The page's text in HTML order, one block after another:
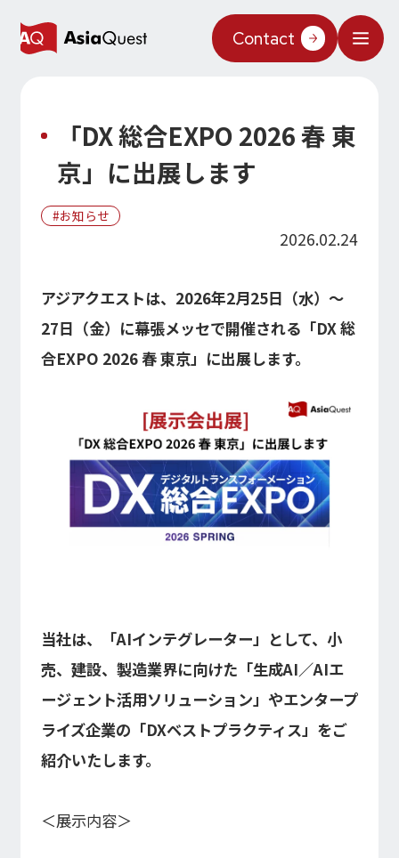
Why AsiaQuest?
Service
AIソリューション
AQ-AI エージェントシリーズ
AI エージェント基盤構築支援
コンセプトケース
DXソリューション
建設・不動産DX
小売・流通DX
製造DX
コンサルティング
DXコンサルティング
内製化支援
SAPコンサルティング
AI／生成AI
AIエージェント／生成AI／LLM
IoT/web3D
Web3D／XRシステム
アプリ開発
UI/UX
統合CRM
Microsoft Azure／M365
Google Cloud／Google Workspace
Projects
Information
プレスリリース
お知らせ
イベント・ウェビナー
コラム
DX Navigator
Tech Blog
DX用語集
会社情報
コーポレートメッセージ
代表メッセージ
投資家の皆様へ
会社概要
コーポレート・ガバナンス
業績・財務情報
経営指標推移
経営成績
Careers
マレーシア法人
Contact
情報セキュリティ基本方針
Contact
「DX 総合EXPO 2026 春 東
京」に出展します
お知らせ
2026.02.24
アジアクエストは、2026年2月25日（水）～
27日（金）に幕張メッセで開催される「DX 総
合EXPO 2026 春 東京」に出展します。
当社は、「AIインテグレーター」として、小
売、建設、製造業界に向けた「生成AI／AIエ
ージェント活用ソリューション」やエンタープ
ライズ企業の「DXベストプラクティス」をご
紹介いたします。
＜展示内容＞